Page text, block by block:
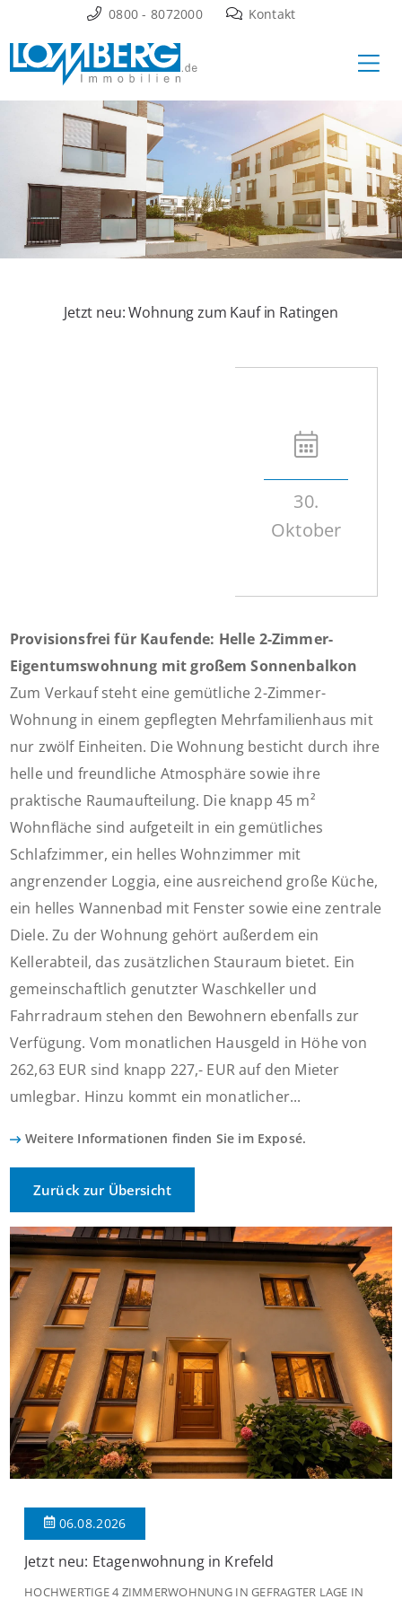
Inhalt
springen
0800 - 8072000 Kontakt
Jetzt neu: Wohnung zum Kauf in Ratingen
30.
Oktober
Provisionsfrei für Kaufende: Helle 2-Zimmer-
Eigentumswohnung mit großem Sonnenbalkon
Zum Verkauf steht eine gemütliche 2-Zimmer-
Wohnung in einem gepflegten Mehrfamilienhaus mit
nur zwölf Einheiten. Die Wohnung besticht durch ihre
helle und freundliche Atmosphäre sowie ihre
praktische Raumaufteilung. Die knapp 45 m²
Wohnfläche sind aufgeteilt in ein gemütliches
Schlafzimmer, ein helles Wohnzimmer mit
angrenzender Loggia, eine ausreichend große Küche,
ein helles Wannenbad mit Fenster sowie eine zentrale
Diele. Zu der Wohnung gehört außerdem ein
Kellerabteil, das zusätzlichen Stauraum bietet. Ein
gemeinschaftlich genutzter Waschkeller und
Fahrradraum stehen den Bewohnern ebenfalls zur
Verfügung. Vom monatlichen Hausgeld in Höhe von
262,63 EUR sind knapp 227,- EUR auf den Mieter
umlegbar. Hinzu kommt ein monatlicher...
Weitere Informationen finden Sie im Exposé.
Zurück zur Übersicht
06.08.2026
Jetzt neu: Etagenwohnung in Krefeld
HOCHWERTIGE 4 ZIMMERWOHNUNG IN GEFRAGTER LAGE IN